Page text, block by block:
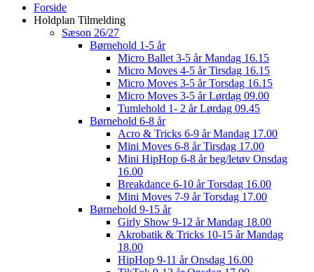
Close
Menu
Forside
Holdplan Tilmelding
Sæson 26/27
Børnehold 1-5 år
Micro Ballet 3-5 år Mandag 16.15
Micro Moves 4-5 år Tirsdag 16.15
Micro Moves 3-5 år Torsdag 16.15
Micro Moves 3-5 år Lørdag 09.00
Tumlehold 1- 2 år Lørdag 09.45
Børnehold 6-8 år
Acro & Tricks 6-9 år Mandag 17.00
Mini Moves 6-8 år Tirsdag 17.00
Mini HipHop 6-8 år beg/letøv Onsdag
16.00
Breakdance 6-10 år Torsdag 16.00
Mini Moves 7-9 år Torsdag 17.00
Børnehold 9-15 år
Girly Show 9-12 år Mandag 18.00
Akrobatik & Tricks 10-15 år Mandag
18.00
HipHop 9-11 år Onsdag 16.00